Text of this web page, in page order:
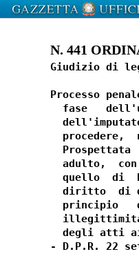
N. 441
Giudizio di
Processo
fase
procedere,
Prospettata
adulto,
quello  di
diritto  di
principio
degli atti
- D.P.R. 22